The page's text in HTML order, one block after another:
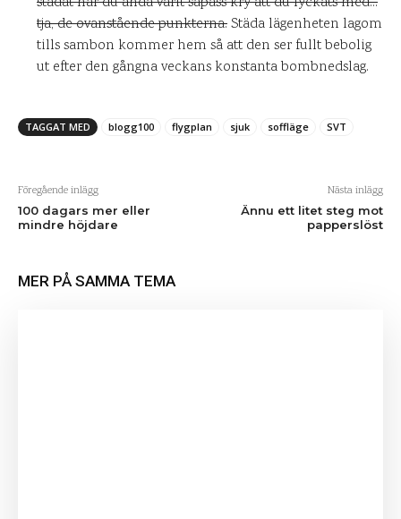
tja, de ovanstående punkterna.Städa lägenheten lagom
tills sambon kommer hem så att den ser fullt bebolig
ut efter den gångna veckans konstanta bombnedslag.
TAGGAT MED blogg100 flygplan sjuk soffläge SVT
Föregående inlägg
100 dagars mer eller
mindre höjdare
Nästa inlägg
Ännu ett litet steg mot
papperslöst
MER PÅ SAMMA TEMA